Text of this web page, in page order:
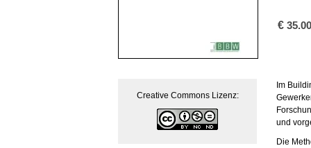
€ 35.00
Crea­ti­ve Com­mons Li­zenz:
Im
und
Die